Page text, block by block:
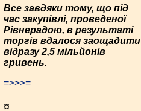
Все завдяки тому, що під
час закупівлі, проведеної
Рівнерадою, в результаті
торгів вдалося заощадити
відразу 2,5 мільйонів
гривень.
=>>>=
¤